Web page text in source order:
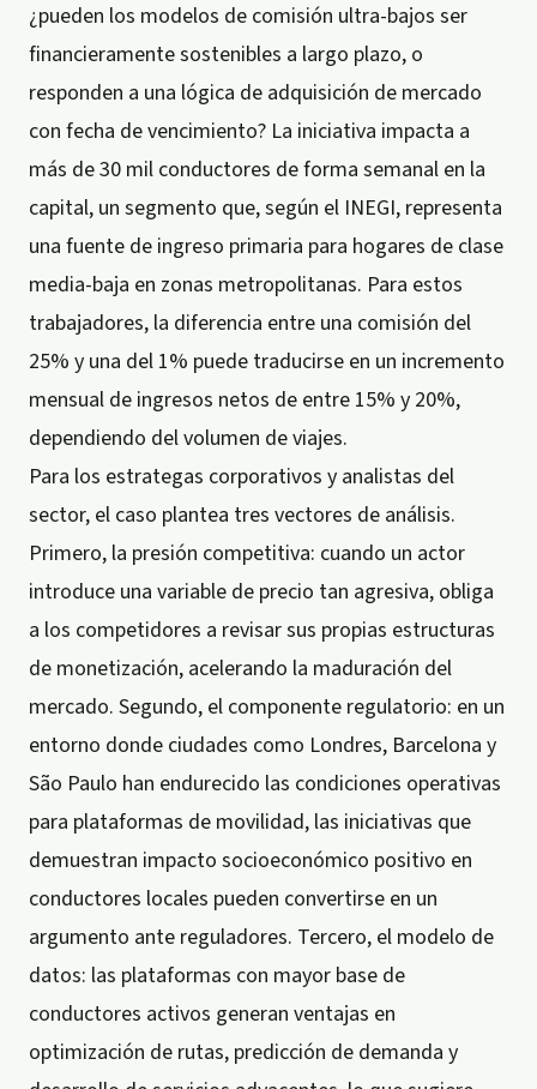
¿pueden los modelos de comisión ultra-bajos ser
financieramente sostenibles a largo plazo, o
responden a una lógica de adquisición de mercado
con fecha de vencimiento? La iniciativa impacta a
más de 30 mil conductores de forma semanal en la
capital, un segmento que, según el INEGI, representa
una fuente de ingreso primaria para hogares de clase
media-baja en zonas metropolitanas. Para estos
trabajadores, la diferencia entre una comisión del
25% y una del 1% puede traducirse en un incremento
mensual de ingresos netos de entre 15% y 20%,
dependiendo del volumen de viajes.
Para los estrategas corporativos y analistas del
sector, el caso plantea tres vectores de análisis.
Primero, la presión competitiva: cuando un actor
introduce una variable de precio tan agresiva, obliga
a los competidores a revisar sus propias estructuras
de monetización, acelerando la maduración del
mercado. Segundo, el componente regulatorio: en un
entorno donde ciudades como Londres, Barcelona y
São Paulo han endurecido las condiciones operativas
para plataformas de movilidad, las iniciativas que
demuestran impacto socioeconómico positivo en
conductores locales pueden convertirse en un
argumento ante reguladores. Tercero, el modelo de
datos: las plataformas con mayor base de
conductores activos generan ventajas en
optimización de rutas, predicción de demanda y